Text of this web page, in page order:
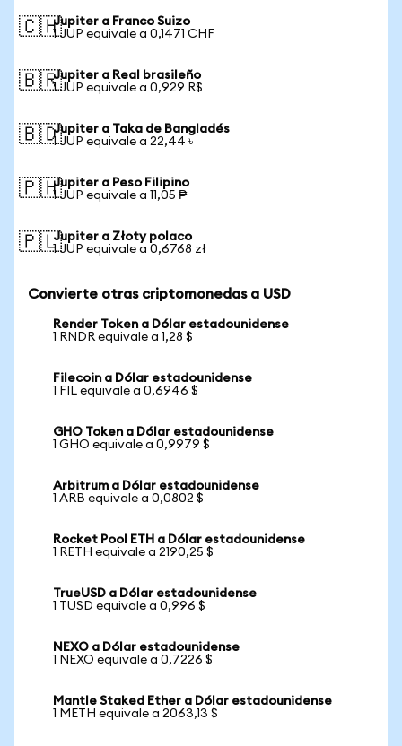
🇨🇭Jupiter a Franco Suizo
1 JUP equivale a 0,1471 CHF
🇧🇷Jupiter a Real brasileño
1 JUP equivale a 0,929 R$
🇧🇩Jupiter a Taka de Bangladés
1 JUP equivale a 22,44 ৳
🇵🇭Jupiter a Peso Filipino
1 JUP equivale a 11,05 ₱
🇵🇱Jupiter a Złoty polaco
1 JUP equivale a 0,6768 zł
Convierte otras criptomonedas a USD
Render Token a Dólar estadounidense
1 RNDR equivale a 1,28 $
Filecoin a Dólar estadounidense
1 FIL equivale a 0,6946 $
GHO Token a Dólar estadounidense
1 GHO equivale a 0,9979 $
Arbitrum a Dólar estadounidense
1 ARB equivale a 0,0802 $
Rocket Pool ETH a Dólar estadounidense
1 RETH equivale a 2190,25 $
TrueUSD a Dólar estadounidense
1 TUSD equivale a 0,996 $
NEXO a Dólar estadounidense
1 NEXO equivale a 0,7226 $
Mantle Staked Ether a Dólar estadounidense
1 METH equivale a 2063,13 $